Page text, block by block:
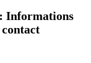
Informations